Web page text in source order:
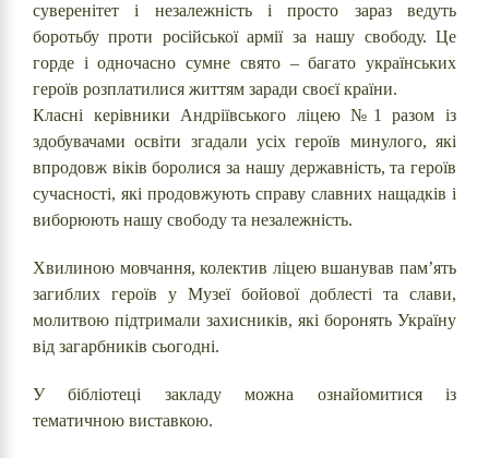
суверенітет і незалежність і просто зараз ведуть
боротьбу проти російської армії за нашу свободу. Це
горде і одночасно сумне свято – багато українських
героїв розплатилися життям заради своєї країни.
Класні керівники Андріївського ліцею №1 разом із
здобувачами освіти згадали усіх героїв минулого, які
впродовж віків боролися за нашу державність, та героїв
сучасності, які продовжують справу славних нащадків і
виборюють нашу свободу та незалежність.
Хвилиною мовчання, колектив ліцею вшанував пам’ять
загиблих героїв у Музеї бойової доблесті та слави,
молитвою підтримали захисників, які боронять Україну
від загарбників сьогодні.
У бібліотеці закладу можна ознайомитися із
тематичною виставкою.